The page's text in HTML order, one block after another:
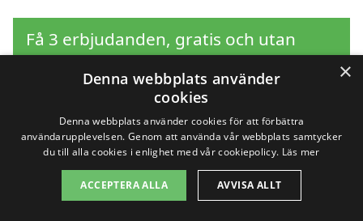
Få 3 erbjudanden, gratis och utan
Sök efter en
professionell för
×
Denna webbplats använder
cookies
Denna webbplats använder cookies för att förbättra
användarupplevelsen. Genom att använda vår webbplats samtycker
du till alla cookies i enlighet med vår cookiepolicy. Läs mer
ACCEPTERA ALLA AVVISA ALLT